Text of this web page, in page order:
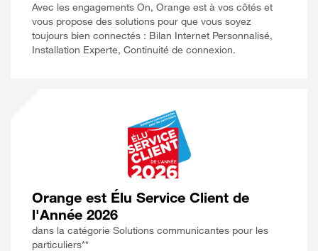
Avec les engagements On, Orange est à vos côtés et
vous propose des solutions pour que vous soyez
toujours bien connectés : Bilan Internet Personnalisé,
Installation Experte, Continuité de connexion.
Orange est Élu Service Client de
l'Année 2026
dans la catégorie Solutions communicantes pour les
particuliers**